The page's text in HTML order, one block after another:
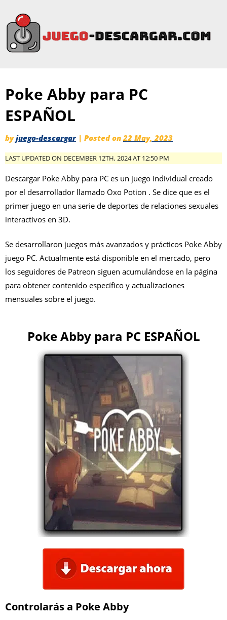
Poke Abby para PC
ESPAÑOL
byjuego-descargar | Posted on 22 May, 2023
LAST UPDATED ON DECEMBER 12TH, 2024 AT 12:50 PM
Descargar Poke Abby para PC es un juego individual creado
por el desarrollador llamado Oxo Potion . Se dice que es el
primer juego en una serie de deportes de relaciones sexuales
interactivos en 3D.
Se desarrollaron juegos más avanzados y prácticos Poke Abby
juego PC. Actualmente está disponible en el mercado, pero
los seguidores de Patreon siguen acumulándose en la página
para obtener contenido específico y actualizaciones
mensuales sobre el juego.
Poke Abby para PC ESPAÑOL
Controlarás a Poke Abby